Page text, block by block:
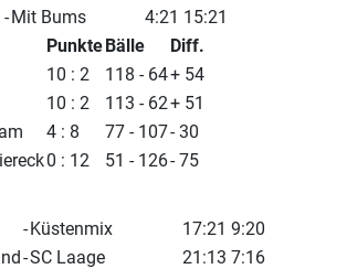
-Mit Bums
4:21 15:21
PunkteBälle
Diff.
10 : 2 118 - 64+ 54
10 : 2 113 - 62+ 51
4 : 8 77 - 107- 30
0 : 12 51 - 126- 75
-Küstenmix
17:21 9:20
-SC Laage
21:13 7:16